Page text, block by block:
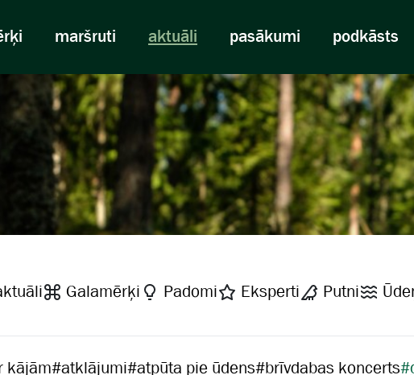
maršruti aktuāli pasākumi podkāsts
Galamērķi Padomi Eksperti Putni
kājām#atklājumi#atpūta pie ūdens#brīvdabas koncerts#